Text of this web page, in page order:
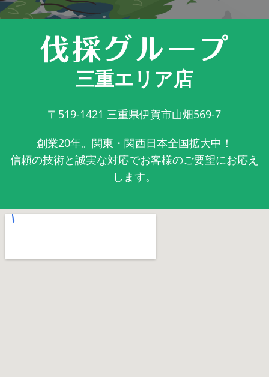
三重エリア店
〒519-1421 三重県伊賀市山畑569-7
創業20年。関東・関西日本全国拡大中！
信頼の技術と誠実な対応でお客様のご要望にお応え
します。